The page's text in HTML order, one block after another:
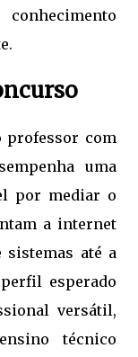
professor com
uma
por mediar o
a internet
sistemas até a
esperado
versátil,
técnico